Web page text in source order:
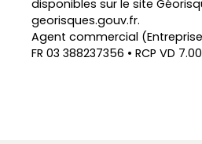
disponibles sur le site
georisques.gouv.fr.
Agent commercial (Entreprise
FR 03 388237356 • RCP VD